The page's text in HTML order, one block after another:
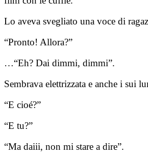
Lo aveva svegliato una voce di
“Pronto! Allora?”
…“Eh? Dai dimmi, dimmi”.
Sembrava elettrizzata e anche i sui
“E cioé?”
“E tu?”
“Ma daiii, non mi stare a dire”.